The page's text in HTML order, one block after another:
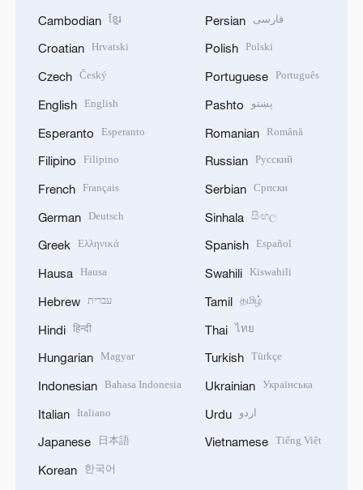
Cambodian ខ្មែរ
Croatian Hrvatski
Czech Český
English English
Esperanto Esperanto
Filipino Filipino
French Français
German Deutsch
Greek Ελληνικά
Hausa Hausa
Hebrew עברית
Hindi हिन्दी
Hungarian Magyar
Indonesian Bahasa Indonesia
Italian Italiano
Japanese 日本語
Korean 한국어
Persian فارسی
Polish Polski
Portuguese Português
Pashto پښتو
Romanian Română
Russian Русский
Serbian Српски
Sinhala සිංහල
Spanish Español
Swahili Kiswahili
Tamil தமிழ்
Thai ไทย
Turkish Türkçe
Ukrainian Українська
Urdu اردو
Vietnamese Tiếng Việt